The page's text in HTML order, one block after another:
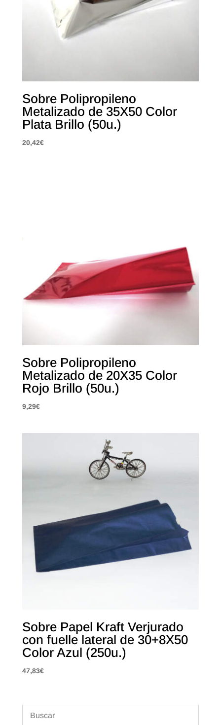
Sobre Polipropileno
Metalizado de 35X50 Color
Plata Brillo (50u.)
20,42€
Sobre Polipropileno
Metalizado de 20X35 Color
Rojo Brillo (50u.)
9,29€
Sobre Papel Kraft Verjurado
con fuelle lateral de 30+8X50
Color Azul (250u.)
47,83€